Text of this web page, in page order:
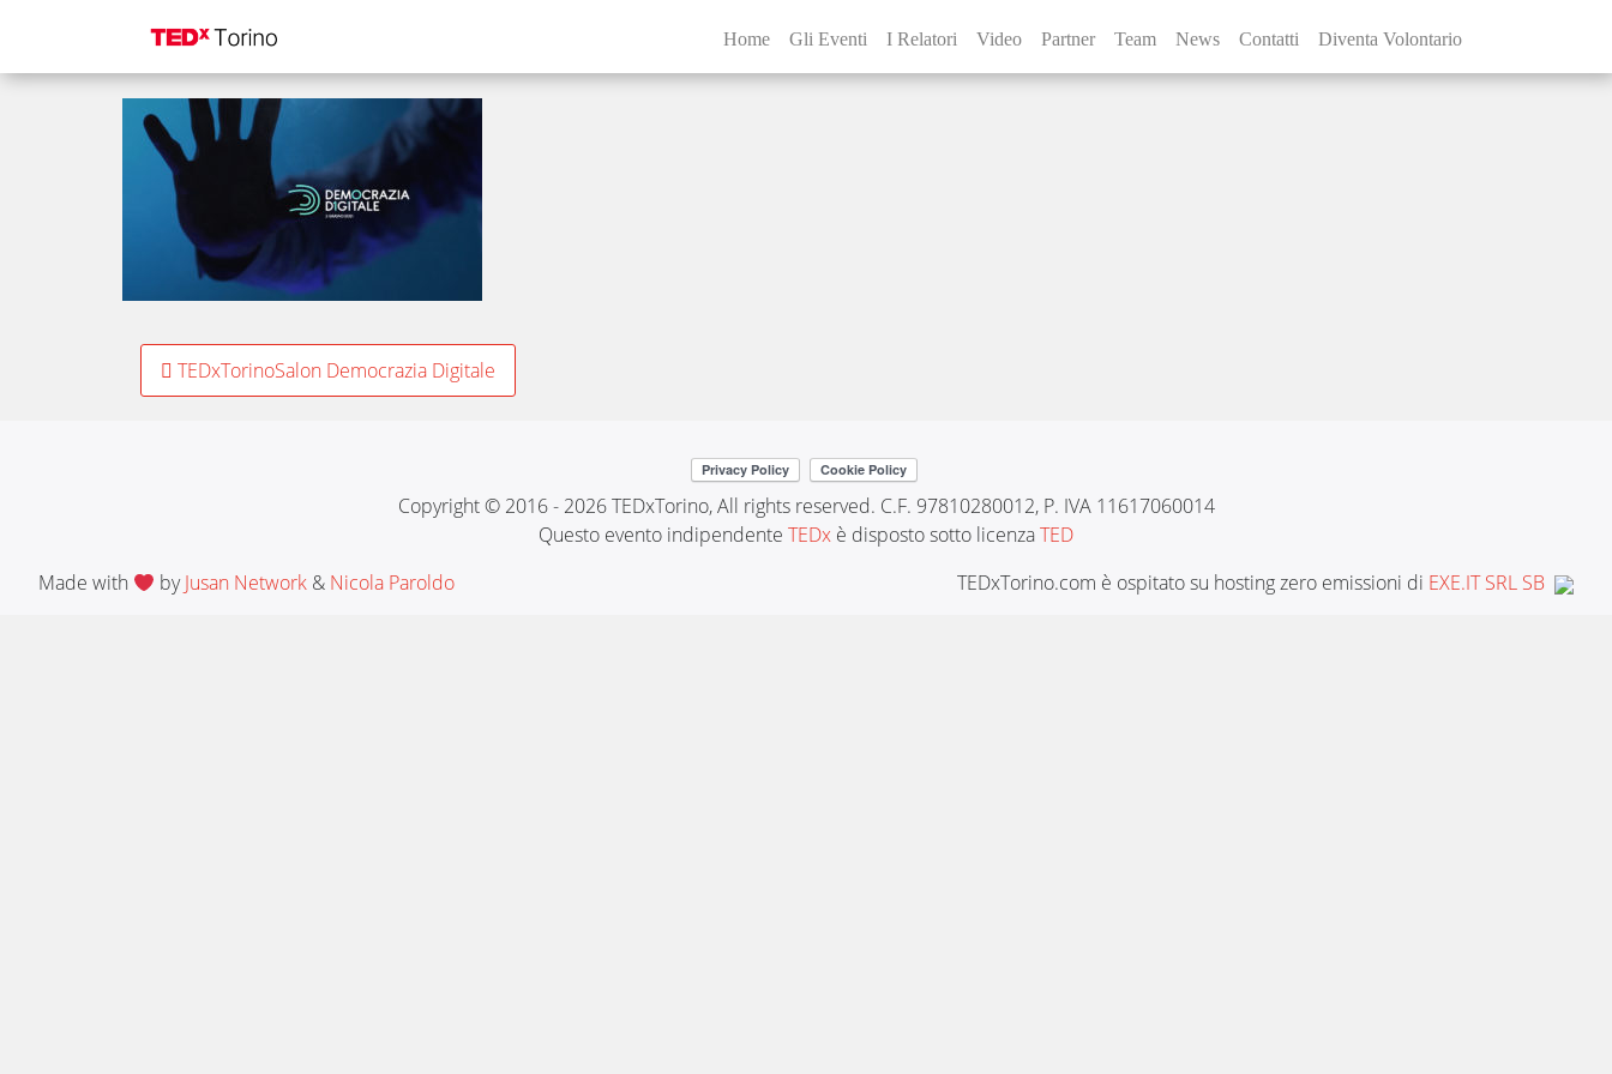
Home Gli Eventi I Relatori Video Partner Team News Contatti Diventa Volontario
Standard_1920x1080-clean2
Post
TEDxTorinoSalon Democrazia Digitale
Copyright © 2016 - 2026 TEDxTorino, All rights reserved. C.F. 97810280012, P. IVA 11617060014
Questo evento indipendente TEDx è disposto sotto licenzaTED
Made with
byJusan Network & Nicola Paroldo TEDxTorino.com è ospitato su hosting zero emissioni di EXE.IT SRL SB